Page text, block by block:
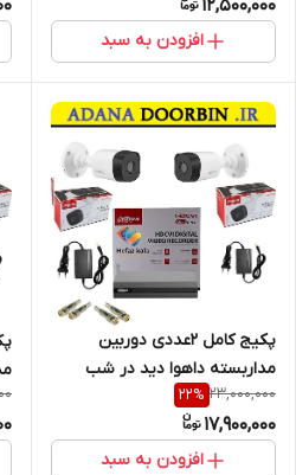
12,500,000
افزودن به سبد
پکیج کامل 2عددی دوربین
مداربسته داهوا دید در شب
دارای کابل و هارد
23,000,000
22%
17,900,000
افزودن به سبد